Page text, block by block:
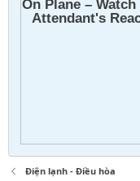
Điện lạnh - Điều hòa